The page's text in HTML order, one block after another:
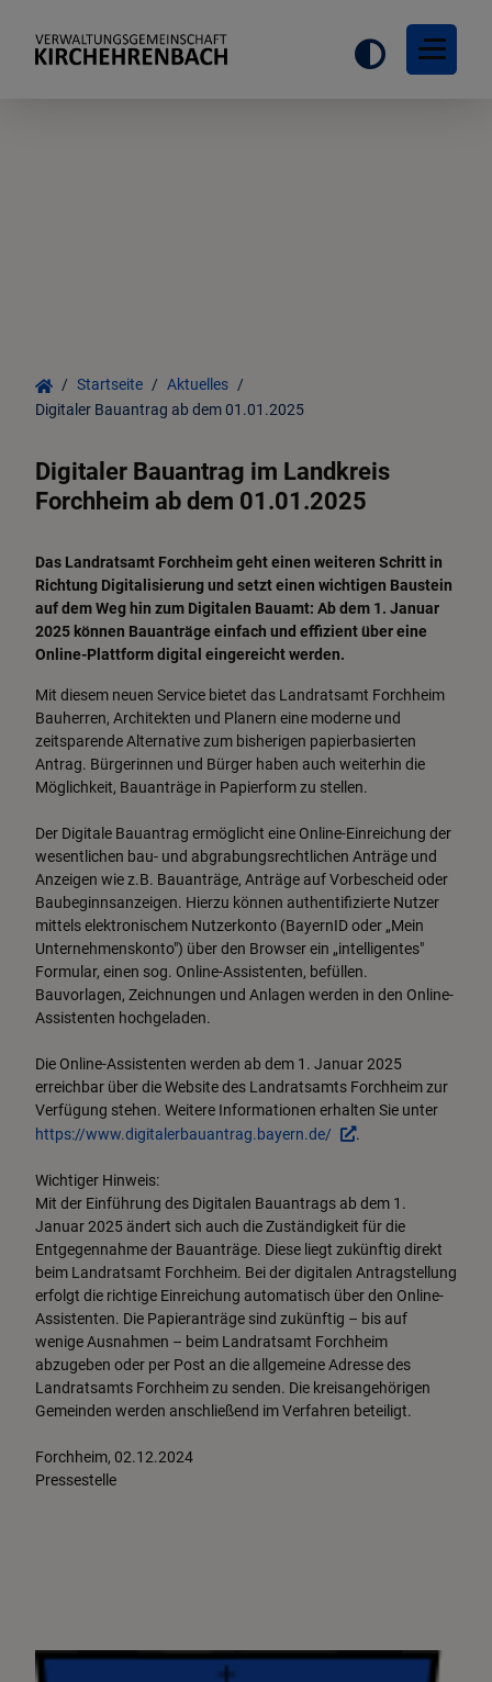
Startseite
Aktuelles
Digitaler Bauantrag ab dem 01.01.2025
Digitaler Bauantrag im Landkreis
Forchheim ab dem 01.01.2025
Das Landratsamt Forchheim geht einen weiteren Schritt in
Richtung Digitalisierung und setzt einen wichtigen Baustein
auf dem Weg hin zum Digitalen Bauamt: Ab dem 1. Januar
2025 können Bauanträge einfach und effizient über eine
Online-Plattform digital eingereicht werden.
Mit diesem neuen Service bietet das Landratsamt Forchheim
Bauherren, Architekten und Planern eine moderne und
zeitsparende Alternative zum bisherigen papierbasierten
Antrag. Bürgerinnen und Bürger haben auch weiterhin die
Möglichkeit, Bauanträge in Papierform zu stellen.
Der Digitale Bauantrag ermöglicht eine Online-Einreichung der
wesentlichen bau- und abgrabungsrechtlichen Anträge und
Anzeigen wie z.B. Bauanträge, Anträge auf Vorbescheid oder
Baubeginnsanzeigen. Hierzu können authentifizierte Nutzer
mittels elektronischem Nutzerkonto (BayernID oder „Mein
Unternehmenskonto") über den Browser ein „intelligentes"
Formular, einen sog. Online-Assistenten, befüllen.
Bauvorlagen, Zeichnungen und Anlagen werden in den Online-
Assistenten hochgeladen.
Die Online-Assistenten werden ab dem 1. Januar 2025
erreichbar über die Website des Landratsamts Forchheim zur
Verfügung stehen. Weitere Informationen erhalten Sie unter
https://www.digitalerbauantrag.bayern.de/
.
Wichtiger Hinweis:
Mit der Einführung des Digitalen Bauantrags ab dem 1.
Januar 2025 ändert sich auch die Zuständigkeit für die
Entgegennahme der Bauanträge. Diese liegt zukünftig direkt
beim Landratsamt Forchheim. Bei der digitalen Antragstellung
erfolgt die richtige Einreichung automatisch über den Online-
Assistenten. Die Papieranträge sind zukünftig – bis auf
wenige Ausnahmen – beim Landratsamt Forchheim
abzugeben oder per Post an die allgemeine Adresse des
Landratsamts Forchheim zu senden. Die kreisangehörigen
Gemeinden werden anschließend im Verfahren beteiligt.
Forchheim, 02.12.2024
Pressestelle